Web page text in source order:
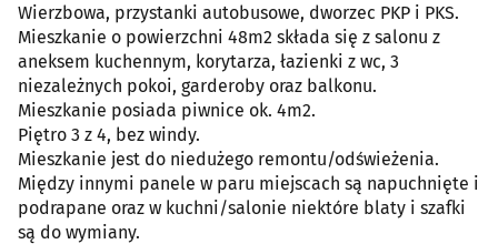
Wierzbowa, przystanki autobusowe, dworzec PKP i PKS.
Mieszkanie o powierzchni 48m2 składa się z salonu z
aneksem kuchennym, korytarza, łazienki z wc, 3
niezależnych pokoi, garderoby oraz balkonu.
Mieszkanie posiada piwnice ok. 4m2.
Piętro 3 z 4, bez windy.
Mieszkanie jest do niedużego remontu/odświeżenia.
Między innymi panele w paru miejscach są napuchnięte i
podrapane oraz w kuchni/salonie niektóre blaty i szafki
są do wymiany.